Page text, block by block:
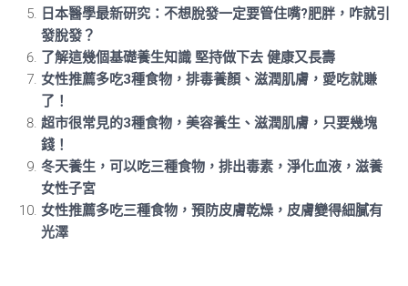
日本醫學最新研究：不想脫發一定要管住嘴?肥胖，咋就引
發脫發？
了解這幾個基礎養生知識 堅持做下去 健康又長壽
女性推薦多吃3種食物，排毒養顏、滋潤肌膚，愛吃就賺
了！
超市很常見的3種食物，美容養生、滋潤肌膚，只要幾塊
錢！
冬天養生，可以吃三種食物，排出毒素，淨化血液，滋養
女性子宮
女性推薦多吃三種食物，預防皮膚乾燥，皮膚變得細膩有
光澤